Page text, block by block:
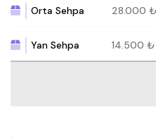
Orta Sehpa 28.000 ₺
Yan Sehpa 14.500 ₺